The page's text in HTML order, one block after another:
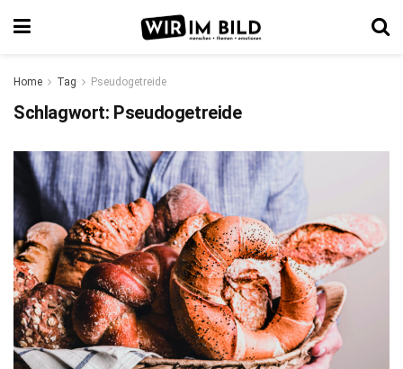
Home Tag Pseudogetreide
Schlagwort: Pseudogetreide